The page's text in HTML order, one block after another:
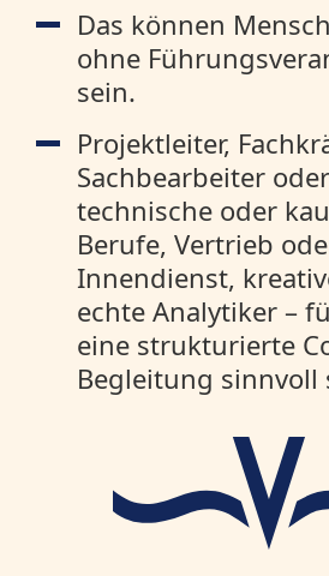
Das können
ohne
sein.
Projektleiter,
Sachbearbeiter
technische oder
Berufe, Vertrieb
Innendienst,
echte Analytiker –
eine strukturierte
Begleitung sinnvoll